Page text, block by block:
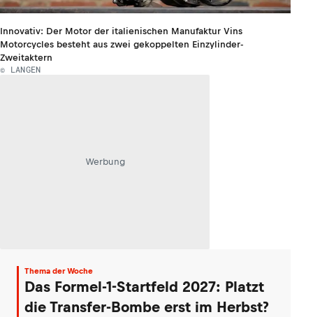
Innovativ: Der Motor der italienischen Manufaktur Vins
Motorcycles besteht aus zwei gekoppelten Einzylinder-
Zweitaktern
© LANGEN
Werbung
Thema der Woche
Das Formel-1-Startfeld 2027: Platzt
die Transfer-Bombe erst im Herbst?